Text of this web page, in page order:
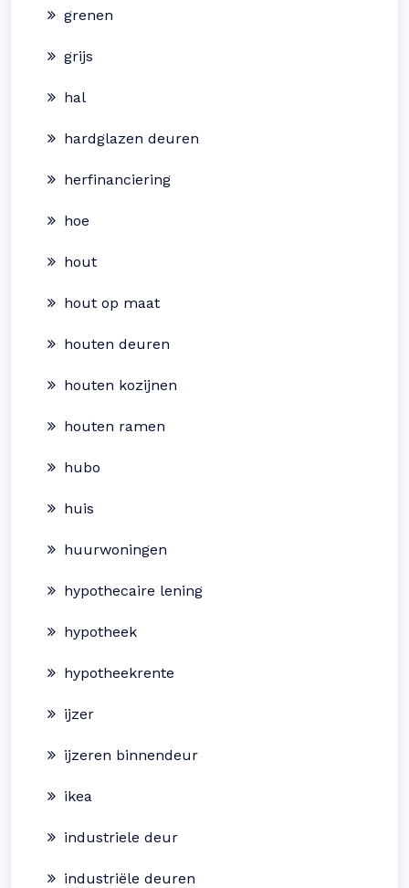
grenen
grijs
hal
hardglazen deuren
herfinanciering
hoe
hout
hout op maat
houten deuren
houten kozijnen
houten ramen
hubo
huis
huurwoningen
hypothecaire lening
hypotheek
hypotheekrente
ijzer
ijzeren binnendeur
ikea
industriele deur
industriële deuren